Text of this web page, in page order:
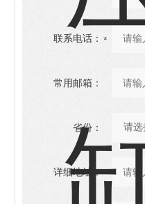
联系电话：
常用邮箱：
省份：
详细地址：